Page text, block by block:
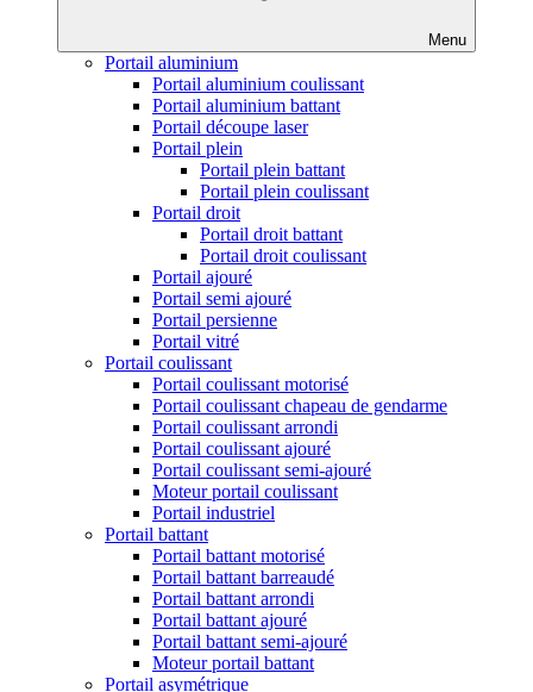
Menu
Portail aluminium
Portail aluminium coulissant
Portail aluminium battant
Portail découpe laser
Portail plein
Portail plein battant
Portail plein coulissant
Portail droit
Portail droit battant
Portail droit coulissant
Portail ajouré
Portail semi ajouré
Portail persienne
Portail vitré
Portail coulissant
Portail coulissant motorisé
Portail coulissant chapeau de gendarme
Portail coulissant arrondi
Portail coulissant ajouré
Portail coulissant semi-ajouré
Moteur portail coulissant
Portail industriel
Portail battant
Portail battant motorisé
Portail battant barreaudé
Portail battant arrondi
Portail battant ajouré
Portail battant semi-ajouré
Moteur portail battant
Portail asymétrique